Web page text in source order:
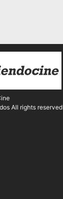
All rights reserved